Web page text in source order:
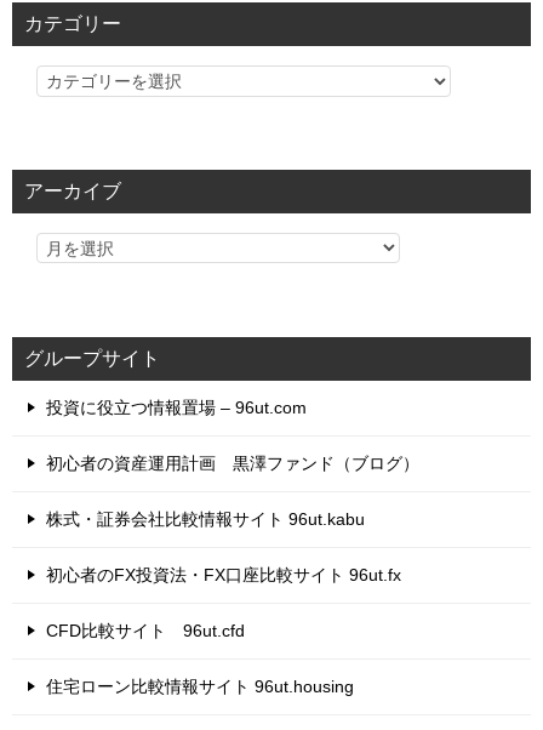
カテゴリー
カ
リ
アーカイブ
グループサイト
投資に役立つ情報置場 – 96ut.com
初心者の資産運用計画 黒澤ファンド（ブログ）
株式・証券会社比較情報サイト 96ut.kabu
初心者のFX投資法・FX口座比較サイト 96ut.fx
CFD比較サイト 96ut.cfd
住宅ローン比較情報サイト 96ut.housing